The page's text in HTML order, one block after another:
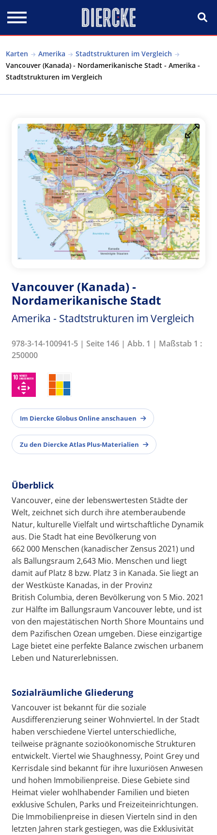
Karten Amerika
Stadtstrukturen im Vergleich
Vancouver (Kanada) - Nordamerikanische Stadt - Amerika -
Stadtstrukturen im Vergleich
Vancouver (Kanada) -
Nordamerikanische Stadt
Amerika - Stadtstrukturen im Vergleich
978-3-14-100941-5 | Seite 146 | Abb. 1 | Maßstab 1 :
250000
Im Diercke Globus Online anschauen
Zu den Diercke Atlas Plus-Materialien
Überblick
Vancouver, eine der lebenswertesten Städte der
Welt, zeichnet sich durch ihre atemberaubende
Natur, kulturelle Vielfalt und wirtschaftliche Dynamik
aus. Die Stadt hat eine Bevölkerung von
662 000 Menschen (kanadischer Zensus 2021) und
als Ballungsraum 2,643 Mio. Menschen und liegt
damit auf Platz 8 bzw. Platz 3 in Kanada. Sie liegt an
der Westküste Kanadas, in der Provinz
British Columbia, deren Bevölkerung von 5 Mio. 2021
zur Hälfte im Ballungsraum Vancouver lebte, und ist
von den majestätischen North Shore Mountains und
dem Pazifischen Ozean umgeben. Diese einzigartige
Lage bietet eine perfekte Balance zwischen urbanem
Leben und Naturerlebnissen.
Sozialräumliche Gliederung
Vancouver ist bekannt für die soziale
Ausdifferenzierung seiner Wohnviertel. In der Stadt
haben verschiedene Viertel unterschiedliche,
teilweise prägnante sozioökonomische Strukturen
entwickelt. Viertel wie Shaughnessy, Point Grey und
Kerrisdale sind bekannt für ihre luxuriösen Anwesen
und hohen Immobilienpreise. Diese Gebiete sind
Heimat vieler wohlhabender Familien und bieten
exklusive Schulen, Parks und Freizeiteinrichtungen.
Die Immobilienpreise in diesen Vierteln sind in den
letzten Jahren stark gestiegen, was die Exklusivität